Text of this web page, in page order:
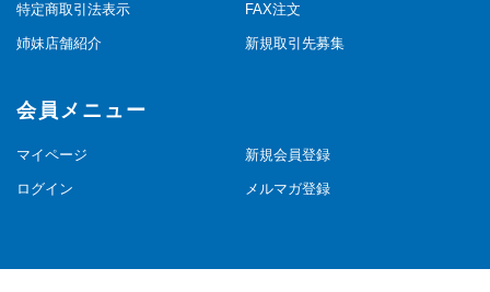
特定商取引法表示 FAX注文
姉妹店舗紹介 新規取引先募集
会員メニュー
マイページ 新規会員登録
ログイン メルマガ登録